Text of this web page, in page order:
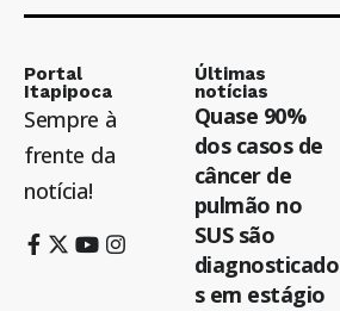
Portal
Itapipoca
Sempre à
frente da
notícia!
Últimas
notícias
Quase 90%
dos casos de
câncer de
pulmão no
SUS são
diagnosticado
s em estágio